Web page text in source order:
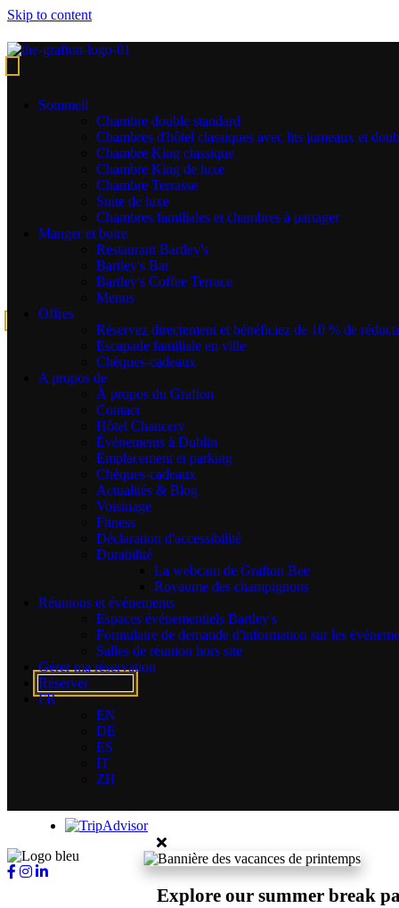
Skip to content
Sommeil
Chambre double standard
Chambres d'hôtel classiques avec lits jumeaux et
Chambre King classique
Chambre King de luxe
Chambre Terrasse
Suite de luxe
Chambres familiales et chambres à partager
Manger et boire
Restaurant Bartley's
Bartley's Bar
Bartley's Coffee Terrace
Menus
Offres
Réservez directement et bénéficiez de 10 % de
Escapade familiale en ville
Chèques-cadeaux
A propos de
À propos du Grafton
Contact
Hôtel Chancery
Événements à Dublin
Emplacement et parking
Chèques-cadeaux
Actualités & Blog
Voisinage
Fitness
Déclaration d'accessibilité
Durabilité
La webcam de Grafton Bee
Royaume des champignons
Réunions et événements
Espaces événementiels Bartley's
Formulaire de demande d'information sur les
Salles de réunion hors site
Gérer ma réservation
Réserver
FR
EN
DE
ES
IT
ZH
Rester plus longtemps et
économiser plus
Enjoy a Summer 5 or 7-night stay with our City Explorer offer.
Save up to 25%off the best available rate
Breakfast each morning
Free Cancellation up to 24 hours prior to arrival
Check out our extended stay discounts
Discounted parking
is available beside the hotel
Réserver
Rester connecté
Inscrivez-vous et soyez le premier à être informé de nos offres et
promotions exclusives !
Je consens à recevoir des offres exclusives
par e-mail
31/32 Stephen Street Lower
Dublin 2
Tel :+353 1 255 2700
Courriel :reservations.grafton@shgroup.ie
Explore our summer break